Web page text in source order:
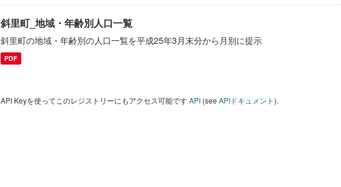
斜里町_地域・年齢別人口一覧
斜里町の地域・年齢別の人口一覧を平成25年3月末分から月別に提示
PDF
API Keyを使ってこのレジストリーにもアクセス可能ですAPI (see APIドキュメント).